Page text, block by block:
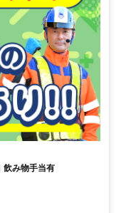
飲み物手当有